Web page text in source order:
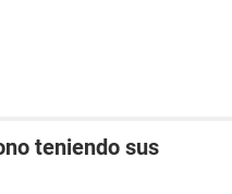
teniendo sus